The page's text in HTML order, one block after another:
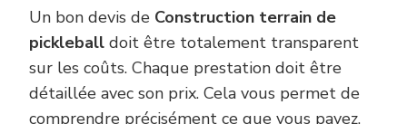
Un bon devis de Construction terrain de
pickleball doit être totalement transparent
sur les coûts. Chaque prestation doit être
détaillée avec son prix. Cela vous permet de
comprendre précisément ce que vous payez.